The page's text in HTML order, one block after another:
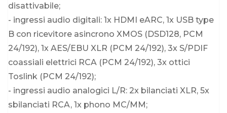
disattivabile;
- ingressi audio digitali: 1x HDMI eARC, 1x USB type
B con ricevitore asincrono XMOS (DSD128, PCM
24/192), 1x AES/EBU XLR (PCM 24/192), 3x S/PDIF
coassiali elettrici RCA (PCM 24/192), 3x ottici
Toslink (PCM 24/192);
- ingressi audio analogici L/R: 2x bilanciati XLR, 5x
sbilanciati RCA, 1x phono MC/MM;